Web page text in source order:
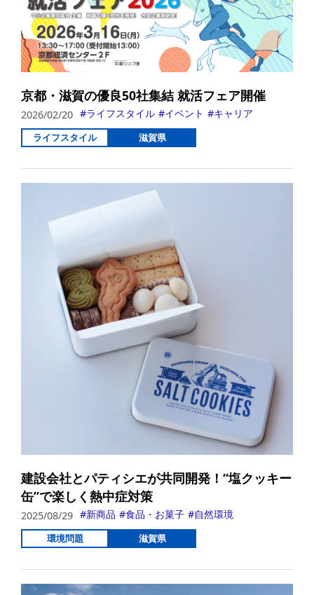
京都・滋賀の優良50社集結 就活フェア開催
2026/02/20 ライフスタイル イベント キャリア
ライフスタイル 滋賀県
建設会社とパティシエが共同開発！“塩クッキー
缶”で楽しく熱中症対策
2025/08/29 新商品 食品・お菓子 自然環境
環境問題 滋賀県